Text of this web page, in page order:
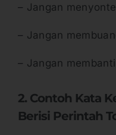
– Jangan
– Jangan
– Jangan
2. Contoh Kata
Berisi Perintah